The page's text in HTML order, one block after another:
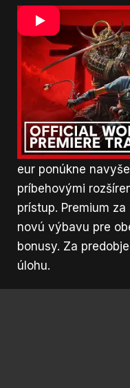
Ubisoft spomína,
bude záležať len
vyberiete pre
prednosť
. Každá
zručností.
Assassins Creed
na PC a konzolách
5.Štandardná
eur ponúkne
príbehovými
prístup. Premium
novú výbavu pre
bonusy. Za
úlohu.